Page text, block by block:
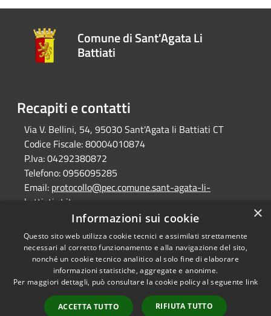
Comune di Sant'Agata Li
Battiati
Recapiti e contatti
Via V. Bellini, 54, 95030 Sant'Agata li Battiati CT
Codice Fiscale:80004010874
P.Iva:04292380872
Telefono:0956095285
Email: protocollo@pec.comune.sant-agata-li-
battiati.ct.it
protocollo@pec.comune.sant-agata-li-
battiati.ct.it
Accessibilità
Copyright © 2026 • Comune di
Sant'Agata Li Battiati •
Powered byMunicipium
×
Informazioni sui cookie
Questo sito web utilizza cookie tecnici e assimilati strettamente
necessari al corretto funzionamento e alla navigazione del sito,
nonché un cookie tecnico analitico al solo fine di elaborare
informazioni statistiche, aggregate e anonime.
Per maggiori dettagli, può consultare la cookie policy al seguente link
ACCETTA TUTTO RIFIUTA TUTTO